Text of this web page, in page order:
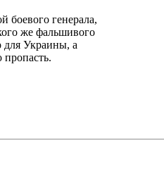
боевого генерала,
же фальшивого
для Украины, а
пропасть.